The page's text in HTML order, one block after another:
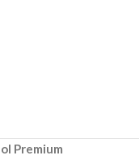
Premium